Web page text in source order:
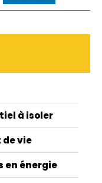
à isoler
vie
en énergie